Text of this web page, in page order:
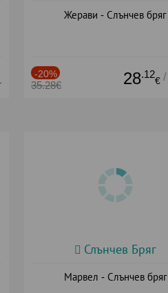
Жерави - Слънчев бряг
-20%
35.28€ 28.12
€ /
Слънчев Бряг
Марвел - Слънчев бряг